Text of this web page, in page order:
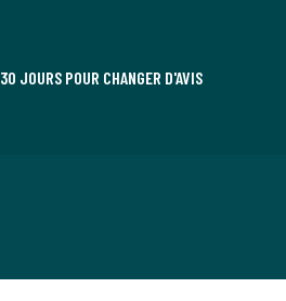
30 JOURS POUR CHANGER D'AVIS